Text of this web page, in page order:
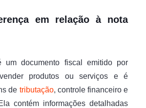
em relação à nota
documento fiscal emitido por
produtos ou serviços e é
de tributação, controle financeiro e
contém informações detalhadas